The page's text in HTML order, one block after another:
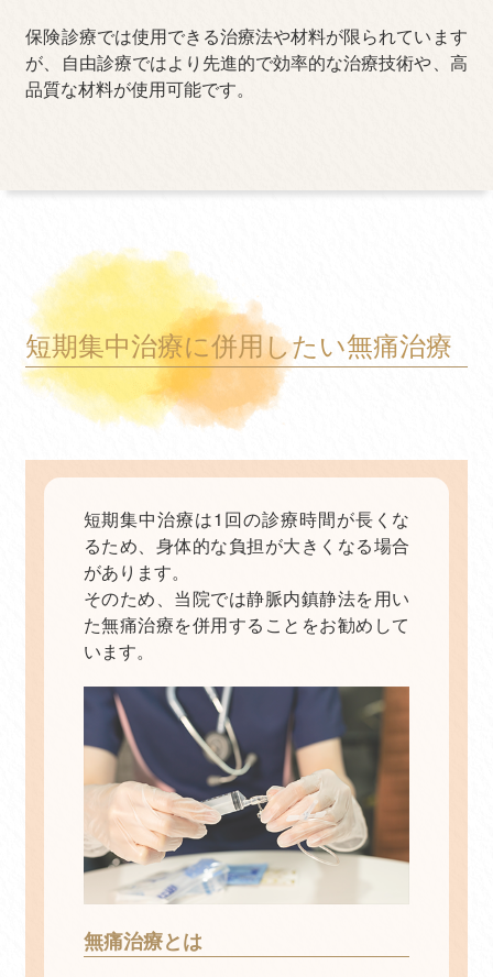
保険診療では使用できる治療法や材料が限られています
が、自由診療ではより先進的で効率的な治療技術や、高
品質な材料が使用可能です。
短期集中治療に併用したい無痛治療
短期集中治療は1回の診療時間が長くな
るため、身体的な負担が大きくなる場合
があります。
そのため、当院では静脈内鎮静法を用い
た無痛治療を併用することをお勧めして
います。
無痛治療とは